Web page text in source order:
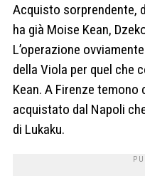
Acquisto sorprendente,
ha già Moise Kean,
L’operazione
della Viola per quel che
Kean. A Firenze temono
acquistato dal Napoli
di Lukaku.